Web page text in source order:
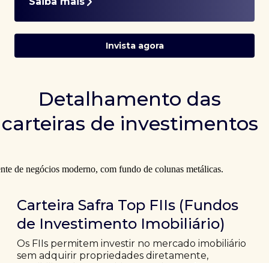
Invista agora
Detalhamento das
carteiras de investimentos
Carteira Safra Top FIIs (Fundos
de Investimento Imobiliário)
Os FIIs permitem investir no mercado imobiliário
sem adquirir propriedades diretamente,